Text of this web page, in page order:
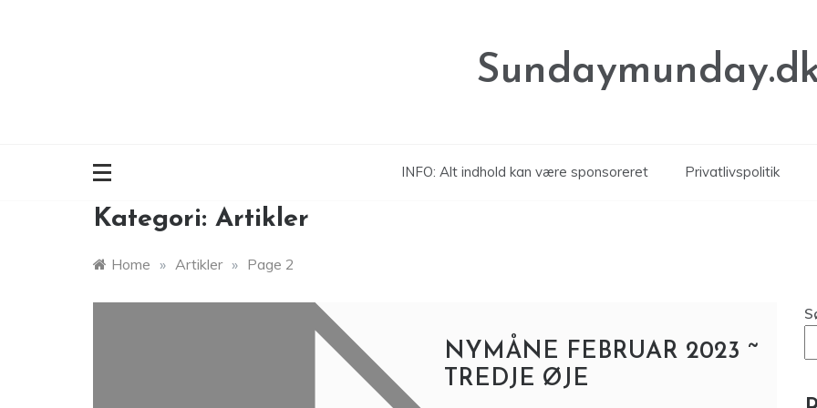
INFO: Alt indhold kan være sponsoreret Privatlivspolitik
Kategori: Artikler
Home » Artikler » Page 2
NYMÅNE FEBRUAR 2023 ~
TREDJE ØJE